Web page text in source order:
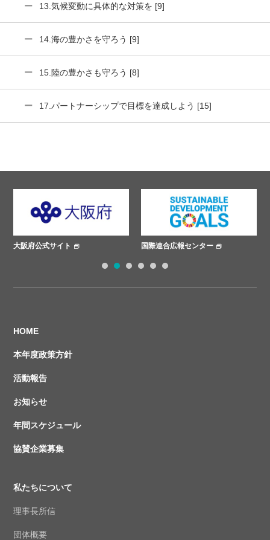
13.気候変動に具体的な対策を [9]
14.海の豊かさを守ろう [9]
15.陸の豊かさも守ろう [8]
17.パートナーシップで目標を達成しよう [15]
国際連合広報センター ささえあいプロジェクト
HOME
本年度政策方針
活動報告
お知らせ
年間スケジュール
協賛企業募集
私たちについて
理事長所信
団体概要